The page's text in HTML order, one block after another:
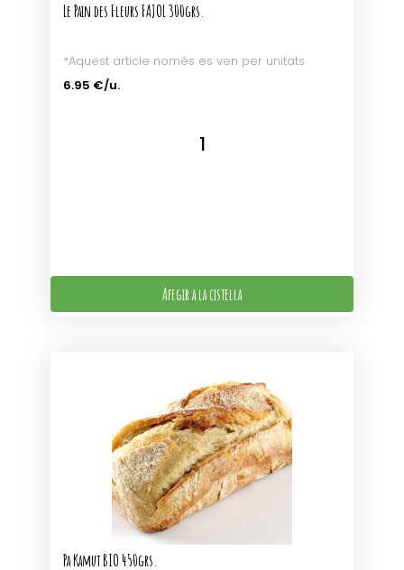
Le Pain des Fleurs FAJOL 300grs.
*Aquest article només es ven per unitats
6.95 €/u.
Afegir a la cistella
Pa Kamut BIO 450grs.